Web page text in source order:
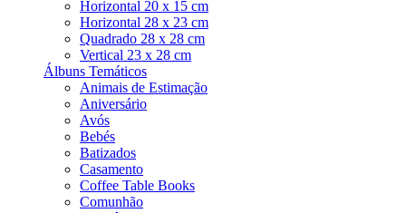
Horizontal 20 x 15 cm
Horizontal 28 x 23 cm
Quadrado 28 x 28 cm
Vertical 23 x 28 cm
Álbuns Temáticos
Animais de Estimação
Aniversário
Avós
Bebés
Batizados
Casamento
Coffee Table Books
Comunhão